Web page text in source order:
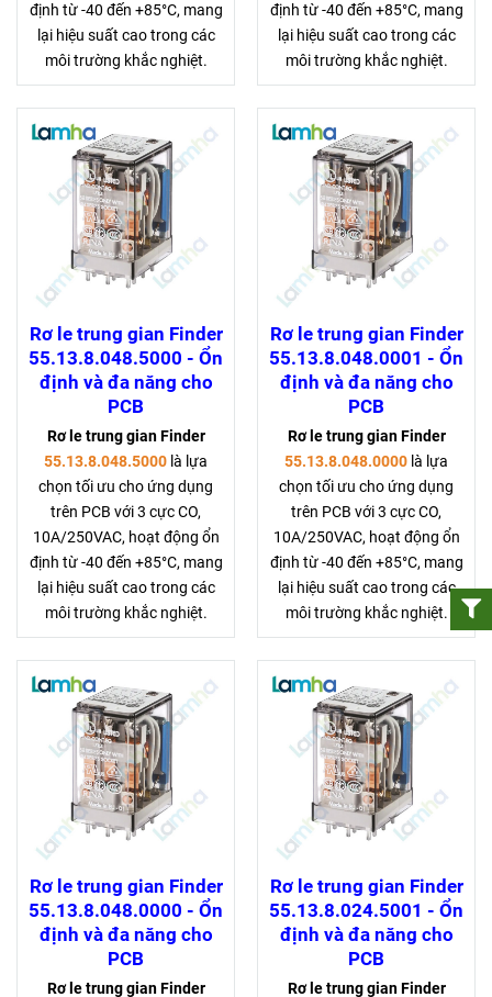
định từ -40 đến +85°C, mang
lại hiệu suất cao trong các
môi trường khắc nghiệt.
định từ -40 đến +85°C, mang
lại hiệu suất cao trong các
môi trường khắc nghiệt.
Rơ le trung gian Finder
55.13.8.048.5000 - Ổn
định và đa năng cho
PCB
Rơ le trung gian Finder
55.13.8.048.5000 là lựa
chọn tối ưu cho ứng dụng
trên PCB với 3 cực CO,
10A/250VAC, hoạt động ổn
định từ -40 đến +85°C, mang
lại hiệu suất cao trong các
môi trường khắc nghiệt.
Rơ le trung gian Finder
55.13.8.048.0001 - Ổn
định và đa năng cho
PCB
Rơ le trung gian Finder
55.13.8.048.0000 là lựa
chọn tối ưu cho ứng dụng
trên PCB với 3 cực CO,
10A/250VAC, hoạt động ổn
định từ -40 đến +85°C, mang
lại hiệu suất cao trong các
môi trường khắc nghiệt.
Rơ le trung gian Finder
55.13.8.048.0000 - Ổn
định và đa năng cho
PCB
Rơ le trung gian Finder
Rơ le trung gian Finder
55.13.8.024.5001 - Ổn
định và đa năng cho
PCB
Rơ le trung gian Finder